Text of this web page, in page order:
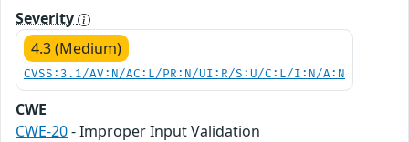
Severity
4.3 (Medium)
CVSS:3.1/AV:N/AC:L/PR:N/UI:R/S:U/C:L/I:N/A:N
CWE
CWE-20- Improper Input Validation